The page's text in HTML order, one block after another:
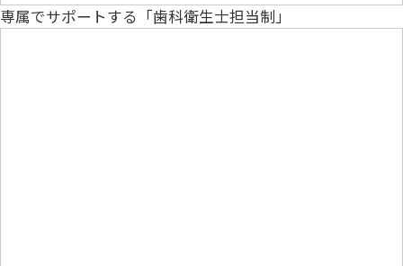
専属でサポートする「歯科衛生士担当制」